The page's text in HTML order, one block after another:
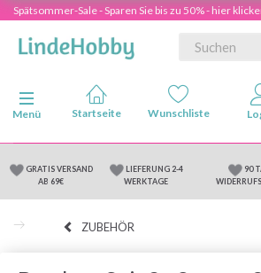
Spätsommer-Sale - Sparen Sie bis zu 50% - hier
Anzeige ändern
Menü
GRATIS VERSAND
AB 69€
LIEFERUNG 2-4
WERKTAGE
90
ZUBEHÖR